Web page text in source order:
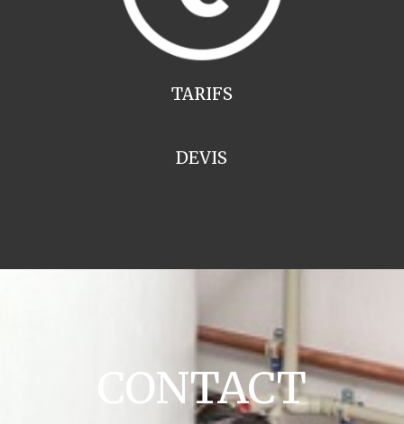
TARIFS
DEVIS
CONTACT